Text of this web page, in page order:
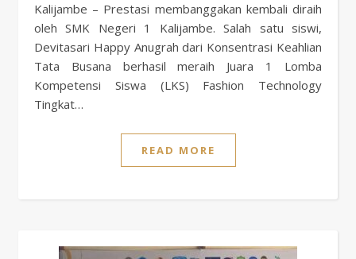
Kalijambe – Prestasi membanggakan kembali diraih
oleh SMK Negeri 1 Kalijambe. Salah satu siswi,
Devitasari Happy Anugrah dari Konsentrasi Keahlian
Tata Busana berhasil meraih Juara 1 Lomba
Kompetensi Siswa (LKS) Fashion Technology
Tingkat…
READ MORE